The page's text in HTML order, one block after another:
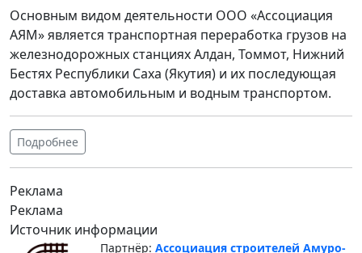
Основным видом деятельности ООО «Ассоциация
АЯМ» является транспортная переработка грузов на
железнодорожных станциях Алдан, Томмот, Нижний
Бестях Республики Саха (Якутия) и их последующая
доставка автомобильным и водным транспортом.
Подробнее
Реклама
Реклама
Источник информации
Партнёр: Ассоциация строителей Амуро-